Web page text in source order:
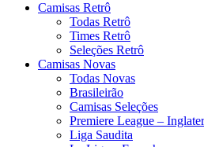
Camisas Retrô
Todas Retrô
Times Retrô
Seleções Retrô
Camisas Novas
Todas Novas
Brasileirão
Camisas Seleções
Premiere League –
Liga Saudita